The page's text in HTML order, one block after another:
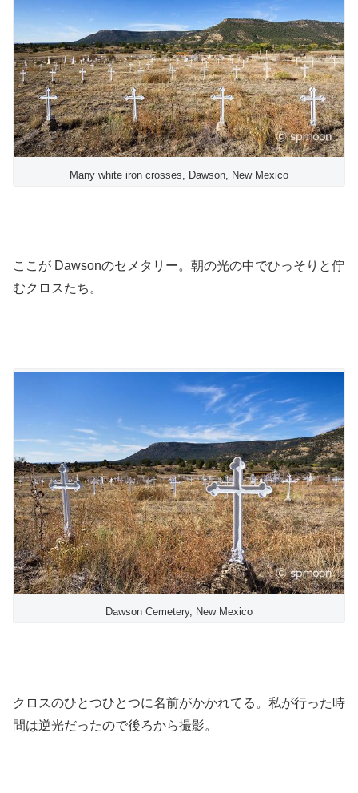
Many white iron crosses, Dawson, New Mexico
ここが Dawsonのセメタリー。朝の光の中でひっそりと佇
むクロスたち。
Dawson Cemetery, New Mexico
クロスのひとつひとつに名前がかかれてる。私が行った時
間は逆光だったので後ろから撮影。